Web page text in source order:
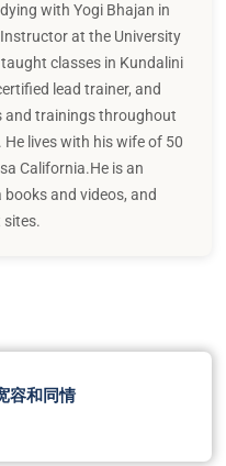
with Yogi Bhajan in
at the University
classes in Kundalini
lead trainer, and
and trainings throughout
lives with his wife of 50
California.He is an
and videos, and
sites.
容和同情